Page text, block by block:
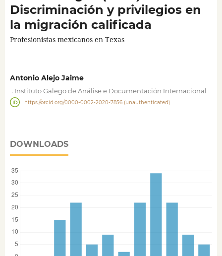
Discriminación y privilegios en
la migración calificada
Profesionistas mexicanos en Texas
Antonio Alejo Jaime
Instituto Galego de Análise e Documentación Internacional
https://orcid.org/0000-0002-2020-7856 (unauthenticated)
DOWNLOADS